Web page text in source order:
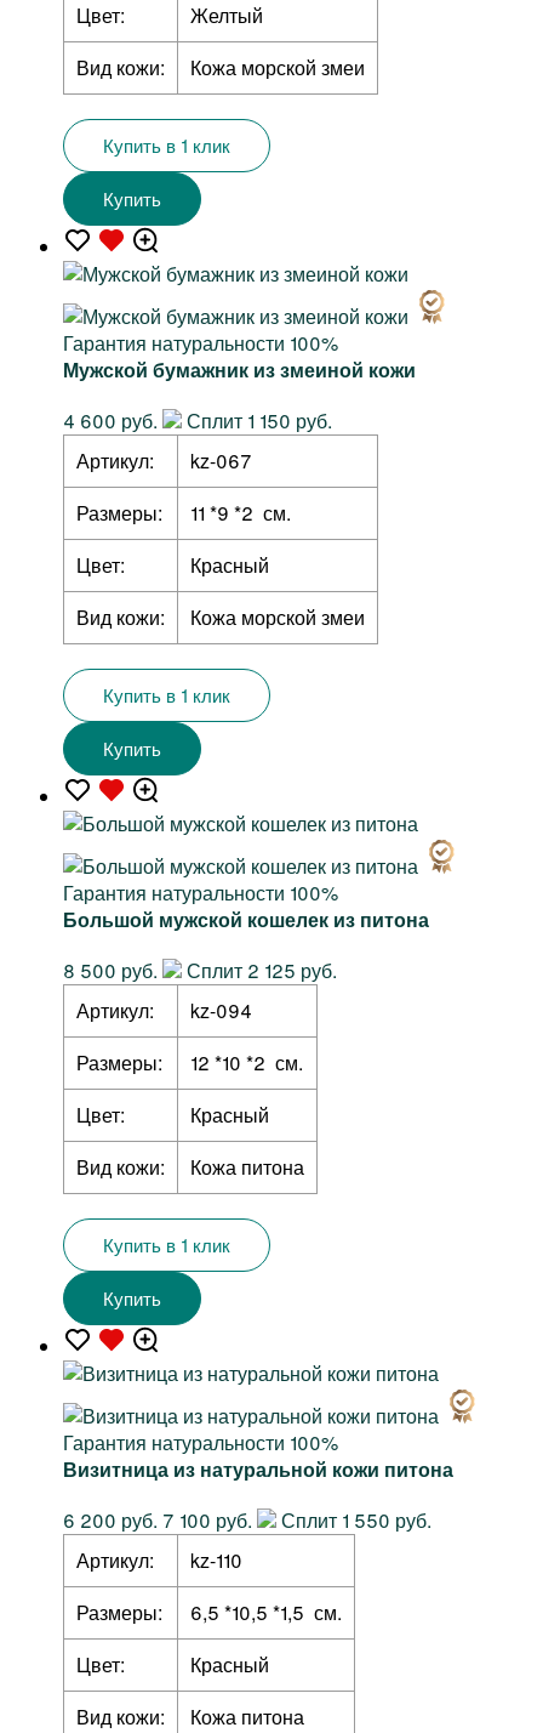
Цвет:
Желтый
Вид кожи:
Кожа морской змеи
Купить в 1 клик
Купить
Гарантия натуральности 100%
Мужской бумажник из змеиной кожи
4 600 руб.
Сплит 1 150 руб.
Артикул:
kz-067
Размеры:
11 *9 *2 см.
Цвет:
Красный
Вид кожи:
Кожа морской змеи
Купить в 1 клик
Купить
Гарантия натуральности 100%
Большой мужской кошелек из питона
8 500 руб.
Сплит 2 125 руб.
Артикул:
kz-094
Размеры:
12 *10 *2 см.
Цвет:
Красный
Вид кожи:
Кожа питона
Купить в 1 клик
Купить
Гарантия натуральности 100%
Визитница из натуральной кожи питона
6 200 руб. 7 100 руб.
Сплит 1 550 руб.
Артикул:
kz-110
Размеры:
6,5 *10,5 *1,5 см.
Цвет:
Красный
Вид кожи:
Кожа питона